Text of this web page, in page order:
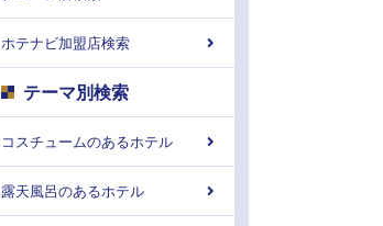
ホテナビ加盟店検索
テーマ別検索
コスチュームのあるホテル
露天風呂のあるホテル